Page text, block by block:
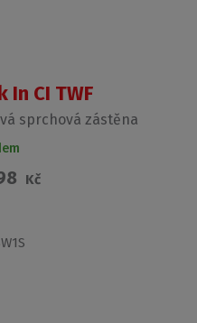
In CI TWF
sprchová zástěna
Kč